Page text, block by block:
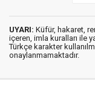
UYARI: Küfür, hakaret,
içeren, imla kuralları ile
Türkçe karakter
onaylanmamaktadır.